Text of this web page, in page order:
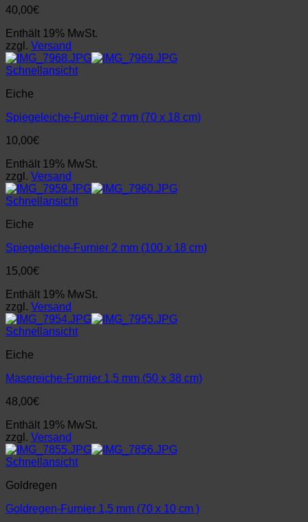
40,00€
Enthält 19% MwSt.
zzgl. Versand
Schnellansicht
Eiche
Spiegeleiche-Furnier 2 mm (70 x 18 cm)
10,00€
Enthält 19% MwSt.
zzgl. Versand
Schnellansicht
Eiche
Spiegeleiche-Furnier 2 mm (100 x 18 cm)
15,00€
Enthält 19% MwSt.
zzgl. Versand
Schnellansicht
Eiche
Masereiche-Furnier 1,5 mm (50 x 38 cm)
48,00€
Enthält 19% MwSt.
zzgl. Versand
Schnellansicht
Goldregen
Goldregen-Furnier 1,5 mm (70 x 10 cm )